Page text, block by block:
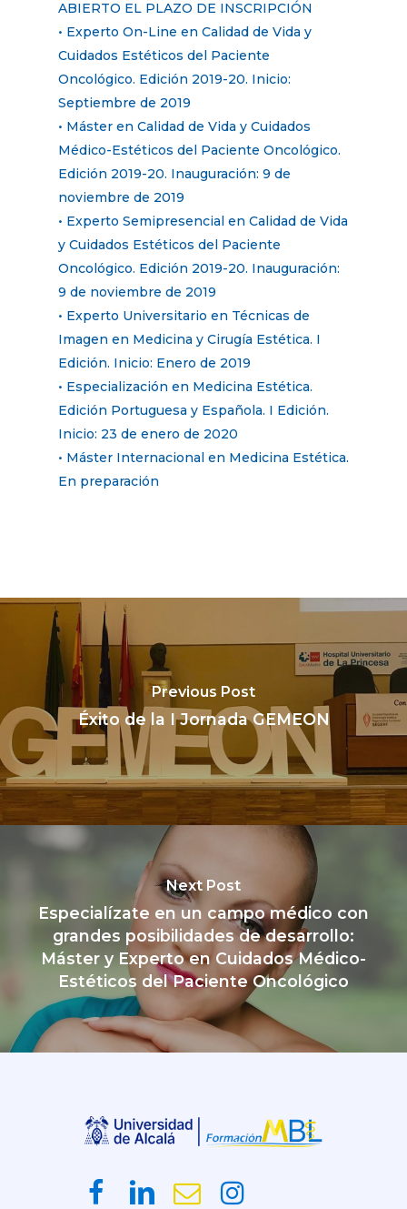
ABIERTO EL PLAZO DE INSCRIPCIÓN
• Experto On-Line en Calidad de Vida y
Cuidados Estéticos del Paciente
Oncológico. Edición 2019-20. Inicio:
Septiembre de 2019
• Máster en Calidad de Vida y Cuidados
Médico-Estéticos del Paciente Oncológico.
Edición 2019-20. Inauguración: 9 de
noviembre de 2019
• Experto Semipresencial en Calidad de Vida
y Cuidados Estéticos del Paciente
Oncológico. Edición 2019-20. Inauguración:
9 de noviembre de 2019
• Experto Universitario en Técnicas de
Imagen en Medicina y Cirugía Estética. I
Edición. Inicio: Enero de 2019
• Especialización en Medicina Estética.
Edición Portuguesa y Española. I Edición.
Inicio: 23 de enero de 2020
• Máster Internacional en Medicina Estética.
En preparación
Previous Post
Éxito de la I Jornada GEMEON
Next Post
Especialízate en un campo médico con
grandes posibilidades de desarrollo:
Máster y Experto en Cuidados Médico-
Estéticos del Paciente Oncológico